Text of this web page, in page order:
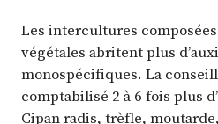
Les intercultures
végétales abritent plus
monospécifiques. La
comptabilisé 2 à 6 fois plus
Cipan radis, trèfle,